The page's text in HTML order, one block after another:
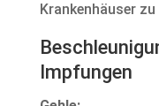
Krankenhäuser zu
Impfungen